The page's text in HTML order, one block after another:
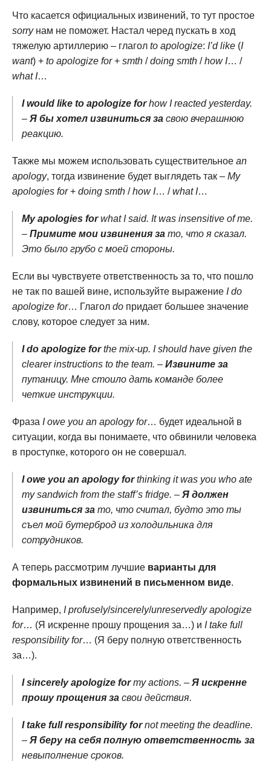
Что касается официальных извинений, то тут простое
sorryнам не поможет. Настал черед пускать в ход
тяжелую артиллерию – глагол to apologize: I’d like (I
want) + to apologize for+ smth /doing smth /how I… /
what I…
I would like to apologize forhow I reacted yesterday.
– Я бы хотел извиниться за свою вчерашнюю
реакцию.
Также мы можем использовать существительное an
apology, тогда извинение будет выглядеть так – My
apologies for+ doing smth /how I… /what I…
My apologies forwhat I said. It was insensitive of me.
– Примите мои извинения за то, что я сказал.
Это было грубо с моей стороны.
Если вы чувствуете ответственность за то, что пошло
не так по вашей вине, используйте выражение I do
apologize for… Глагол do придает большее значение
слову, которое следует за ним.
I do apologize forthe mix-up. I should have given the
clearer instructions to the team. – Извините за
путаницу. Мне стоило дать команде более
четкие инструкции.
Фраза I owe you an apology for… будет идеальной в
ситуации, когда вы понимаете, что обвинили человека
в проступке, которого он не совершал.
I owe you an apology forthinking it was you who ate
my sandwich from the staff’s fridge. – Я должен
извиниться за то, что считал, будто это ты
съел мой бутерброд из холодильника для
сотрудников.
А теперь рассмотрим лучшие варианты для
формальных извинений в письменном виде.
Например, I profusely/sincerely/unreservedly apologize
for… (Я искренне прошу прощения за…) и I take full
responsibility for… (Я беру полную ответственность
за…).
I sincerely apologize formy actions. – Я искренне
прошу прощения за свои действия.
I take full responsibility fornot meeting the deadline.
– Я беру на себя полную ответственность за
невыполнение сроков.